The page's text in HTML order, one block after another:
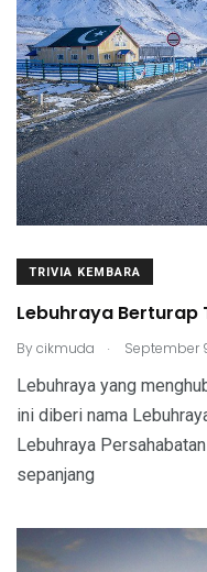
TRIVIA KEMBARA
Lebuhraya Berturap
Bycikmuda . September
Lebuhraya yang
ini diberi nama
Lebuhraya
sepanjang